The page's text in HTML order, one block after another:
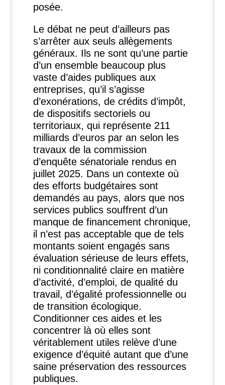
posée.
Le débat ne peut d’ailleurs pas
s’arrêter aux seuls allègements
généraux. Ils ne sont qu’une partie
d’un ensemble beaucoup plus
vaste d’aides publiques aux
entreprises, qu’il s’agisse
d’exonérations, de crédits d’impôt,
de dispositifs sectoriels ou
territoriaux, qui représente 211
milliards d’euros par an selon les
travaux de la commission
d’enquête sénatoriale rendus en
juillet 2025. Dans un contexte où
des efforts budgétaires sont
demandés au pays, alors que nos
services publics souffrent d’un
manque de financement chronique,
il n’est pas acceptable que de tels
montants soient engagés sans
évaluation sérieuse de leurs effets,
ni conditionnalité claire en matière
d’activité, d’emploi, de qualité du
travail, d’égalité professionnelle ou
de transition écologique.
Conditionner ces aides et les
concentrer là où elles sont
véritablement utiles relève d’une
exigence d’équité autant que d’une
saine préservation des ressources
publiques.